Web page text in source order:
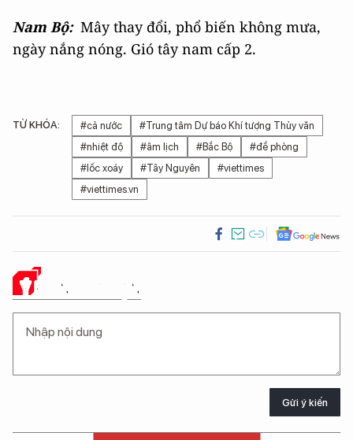
Nam Bộ: Mây thay đổi, phổ biến không mưa,
ngày nắng nóng. Gió tây nam cấp 2.
TỪ KHÓA: #cả nước
#Trung tâm Dự báo Khí tượng Thủy văn
#nhiệt độ
#âm lịch #Bắc Bộ
#đề phòng
#lốc xoáy
#Tây Nguyên
#viettimes
#viettimes.vn
Ý KIẾN CỦA BẠN
Gửi ý kiến